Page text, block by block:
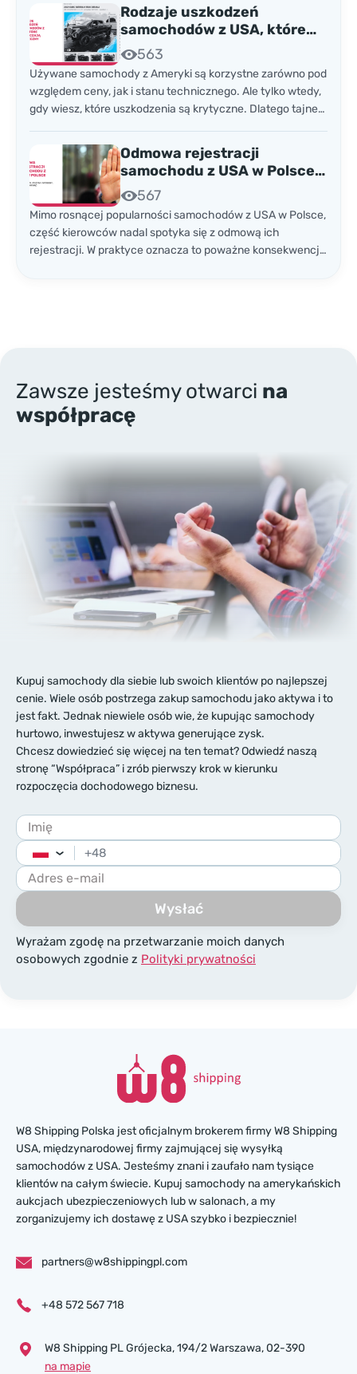
importu samochodów z USA jeszcze nie notował.
Rodzaje uszkodzeń
samochodów z USA, które
wykluczają bezpieczny
zakup
563
Używane samochody z Ameryki są korzystne zarówno pod
względem ceny, jak i stanu technicznego. Ale tylko wtedy,
gdy wiesz, które uszkodzenia są krytyczne. Dlatego tajne
motoryzacyjny.
Odmowa rejestracji
samochodu z USA w Polsce:
przyczyny, ryzyka i sposoby,
jak ich uniknąć
567
Mimo rosnącej popularności samochodów z USA w Polsce,
część kierowców nadal spotyka się z odmową ich
rejestracji. W praktyce oznacza to poważne konsekwencje
Zawsze jesteśmy otwarci na
współpracę
Kupuj samochody dla siebie lub swoich klientów po najlepszej
cenie. Wiele osób postrzega zakup samochodu jako aktywa i to
jest fakt. Jednak niewiele osób wie, że kupując samochody
hurtowo, inwestujesz w aktywa generujące zysk.
Chcesz dowiedzieć się więcej na ten temat? Odwiedź naszą
stronę “Współpraca” i zrób pierwszy krok w kierunku
rozpoczęcia dochodowego biznesu.
Poland
+48
+48
Wysłać
Wyrażam zgodę na przetwarzanie moich danych
osobowych zgodnie z Polityki prywatności
W8 Shipping Polska jest oficjalnym brokerem firmy W8 Shipping
USA, międzynarodowej firmy zajmującej się wysyłką
samochodów z USA. Jesteśmy znani i zaufało nam tysiące
klientów na całym świecie. Kupuj samochody na amerykańskich
aukcjach ubezpieczeniowych lub w salonach, a my
zorganizujemy ich dostawę z USA szybko i bezpiecznie!
partners@w8shippingpl.com
+48 572 567 718
W8 Shipping PL Grójecka , 194/2 Warszawa, 02-390
na mapie